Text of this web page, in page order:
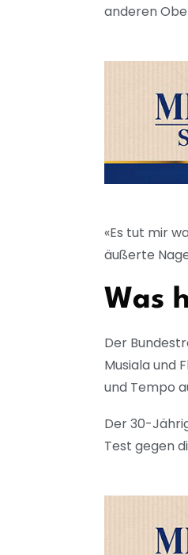
anderen
«Es tut mir
äußerte
Was
Der
Musiala und
und Tempo
Der 30-
Test gegen